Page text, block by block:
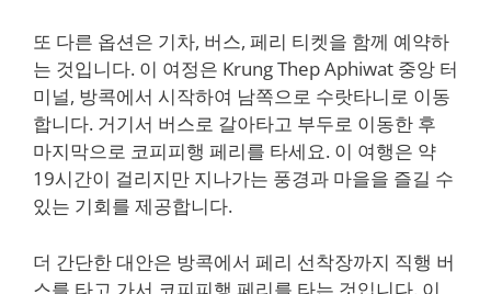
또 다른 옵션은 기차, 버스, 페리 티켓을 함께 예약하
는 것입니다. 이 여정은 Krung Thep Aphiwat 중앙 터
미널, 방콕에서 시작하여 남쪽으로 수랏타니로 이동
합니다. 거기서 버스로 갈아타고 부두로 이동한 후
마지막으로 코피피행 페리를 타세요. 이 여행은 약
19시간이 걸리지만 지나가는 풍경과 마을을 즐길 수
있는 기회를 제공합니다.
더 간단한 대안은 방콕에서 페리 선착장까지 직행 버
스를 타고 가서 코피피행 페리를 타는 것입니다. 이